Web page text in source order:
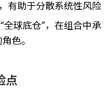
有助于分散系统性风险
球底仓”，在组合中承
色。
点